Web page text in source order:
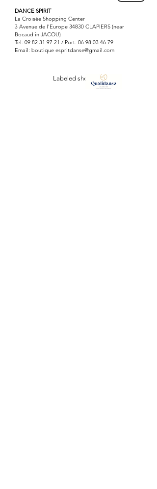
en Italie, elles sont confectionnées
avec une combinaison de cuir et de
satin pour un confort sans
équivalent. Idéales pour danser, ces
pour répondre à toutes vos
exigences en terme de chaussant.
DANCE SPIRIT
La Croisée Shopping Center
3 Avenue de l'Europe 34830 CLAPIERS (near
Bocaud in JACOU)
Tel: 09 82 31 97 21 / Port: 06 98 03 46 79
Email: boutique espritdanse@gmail.com
Labeled shop